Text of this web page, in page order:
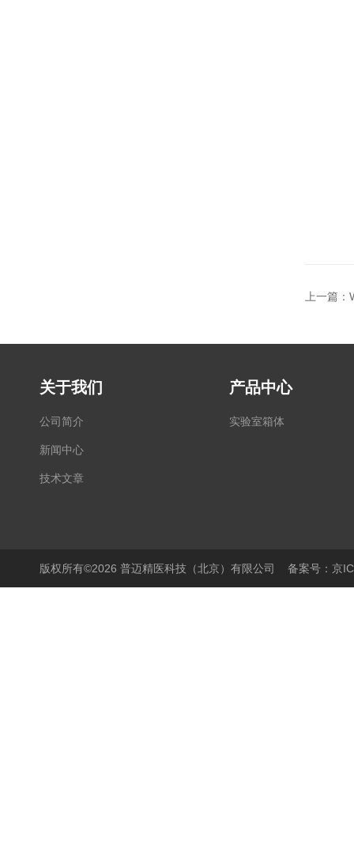
上一篇：
关于我们
公司简介
新闻中心
技术文章
产品中心
实验室箱体
版权所有©2026 普迈精医科技（北京）有限公司 备案号：京